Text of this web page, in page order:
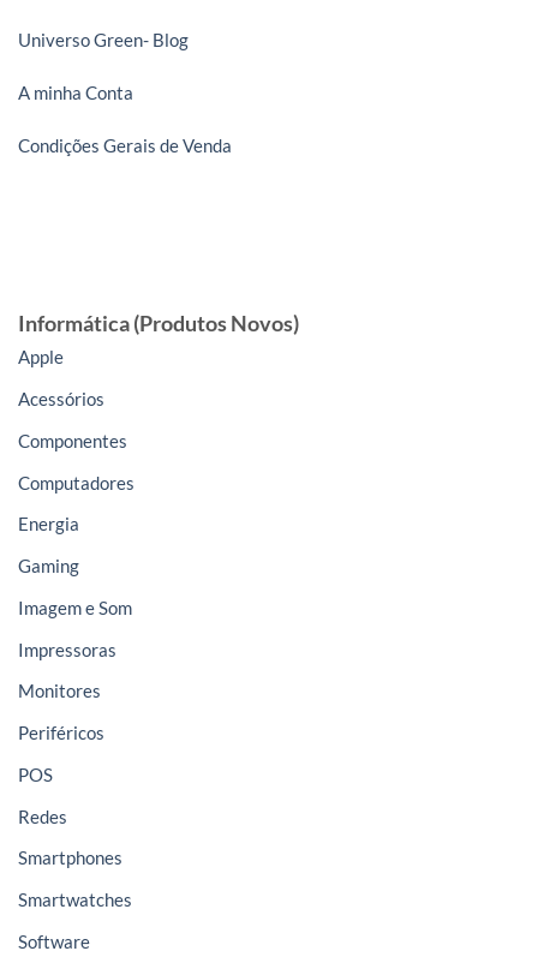
Universo Green- Blog
A minha Conta
Condições Gerais de Venda
Informática (Produtos Novos)
Apple
Acessórios
Componentes
Computadores
Energia
Gaming
Imagem e Som
Impressoras
Monitores
Periféricos
POS
Redes
Smartphones
Smartwatches
Software